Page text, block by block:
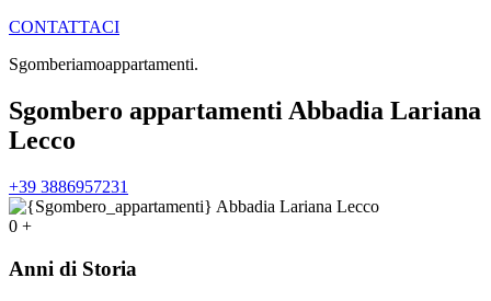
CONTATTACI
Sgomberiamoappartamenti.
Sgombero appartamenti Abbadia Lariana
Lecco
+39 3886957231
0 +
Anni di Storia